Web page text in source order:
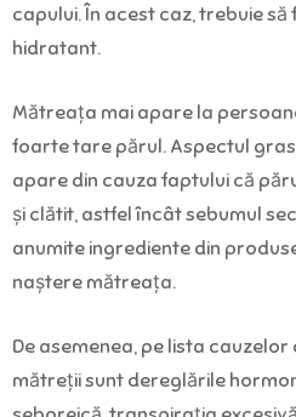
capului. În acest caz, trebuie
hidratant.
Mătreaţa mai apare la
foarte tare părul. Aspectul
apare din cauza faptului că
și clătit, astfel încât sebumul
anumite ingrediente din
naştere mătreaţa.
De asemenea, pe lista
mătreții sunt dereglările